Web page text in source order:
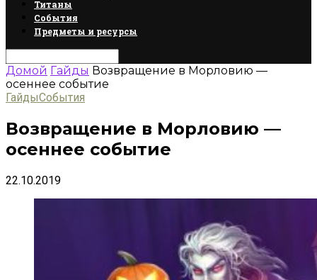
Титаны
События
Предметы и ресурсы
Домой Гайды Возвращение в Морловию —
осеннее событие
ГайдыСобытия
Возвращение в Морловию —
осеннее событие
22.10.2019